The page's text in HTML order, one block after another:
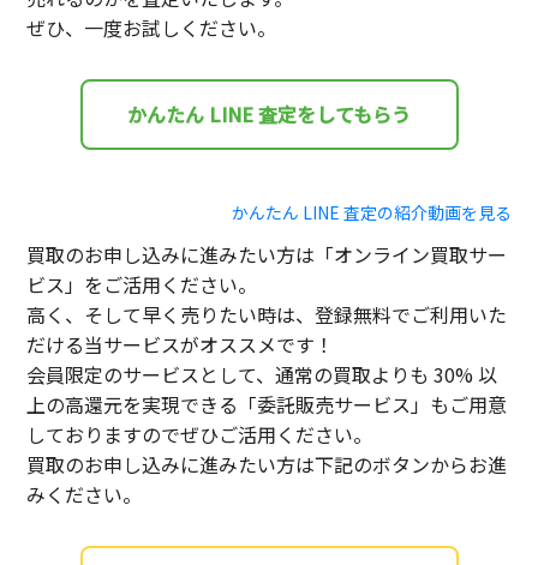
ぜひ、一度お試しください。
かんたん LINE 査定をしてもらう
かんたん LINE 査定の紹介動画を見る
買取のお申し込みに進みたい方は「オンライン買取サー
ビス」をご活用ください。
高く、そして早く売りたい時は、登録無料でご利用いた
だける当サービスがオススメです！
会員限定のサービスとして、通常の買取よりも 30% 以
上の高還元を実現できる「委託販売サービス」もご用意
しておりますのでぜひご活用ください。
買取のお申し込みに進みたい方は下記のボタンからお進
みください。